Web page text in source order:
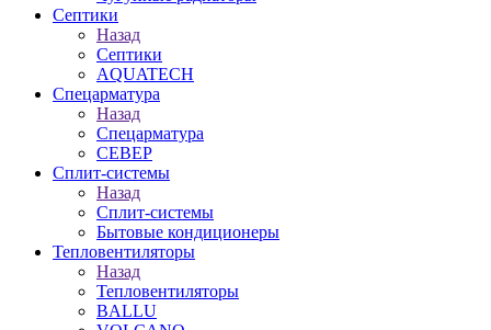
Септики
Назад
Септики
AQUATECH
Спецарматура
Назад
Спецарматура
СЕВЕР
Сплит-системы
Назад
Сплит-системы
Бытовые кондиционеры
Тепловентиляторы
Назад
Тепловентиляторы
BALLU